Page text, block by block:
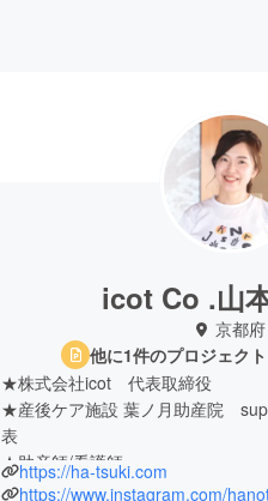
icot Co .山
京都府
他に1件のプロジェク
★株式会社icot 代表取締役
★産後ケア施設 葉ノ月助産院 supported by NESCAFE 代
表
★助産師/看護師
https://ha-tsuki.com